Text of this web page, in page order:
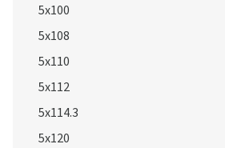
5x100
5x108
5x110
5x112
5x114.3
5x120